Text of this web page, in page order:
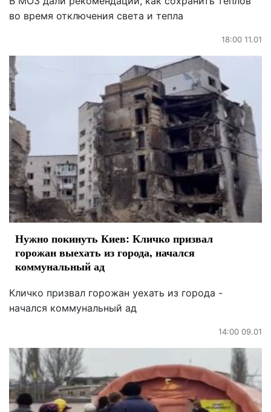
во время отключения света и тепла
18:00 11.01
Нужно покинуть Киев: Кличко призвал
горожан выехать из города, начался
коммунальный ад
Кличко призвал горожан уехать из города -
начался коммунальный ад
14:00 09.01